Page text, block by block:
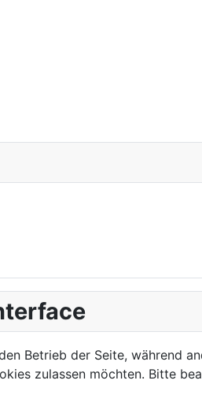
Betrieb der Seite, während
zulassen möchten. Bitte